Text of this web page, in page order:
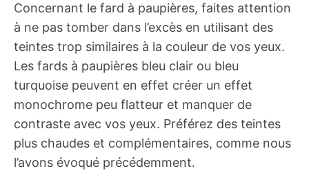
Concernant le fard à paupières, faites attention
à ne pas tomber dans l’excès en utilisant des
teintes trop similaires à la couleur de vos yeux.
Les fards à paupières bleu clair ou bleu
turquoise peuvent en effet créer un effet
monochrome peu flatteur et manquer de
contraste avec vos yeux. Préférez des teintes
plus chaudes et complémentaires, comme nous
l’avons évoqué précédemment.